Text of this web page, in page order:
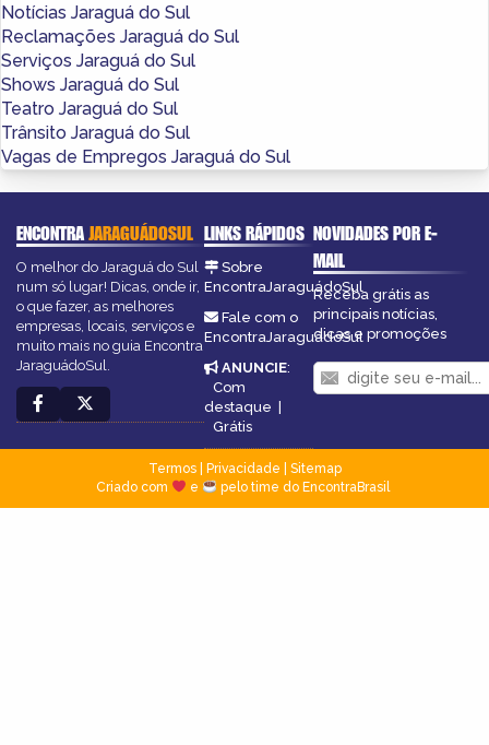
Notícias Jaraguá do Sul
Reclamações Jaraguá do Sul
Serviços Jaraguá do Sul
Shows Jaraguá do Sul
Teatro Jaraguá do Sul
Trânsito Jaraguá do Sul
Vagas de Empregos Jaraguá do Sul
ENCONTRAJARAGUÁDOSUL
O melhor do Jaraguá do Sul
num só lugar! Dicas, onde ir,
o que fazer, as melhores
empresas, locais, serviços e
muito mais no guia Encontra
JaraguádoSul.
LINKS RÁPIDOS
Sobre
EncontraJaraguádoSul
Fale com o
EncontraJaraguádoSul
ANUNCIE:
Com
destaque
Grátis
NOVIDADES POR E-
MAIL
Receba grátis as
principais notícias,
dicas e promoções
Termos| Privacidade
Sitemap
Criado com
e pelo time do EncontraBrasil